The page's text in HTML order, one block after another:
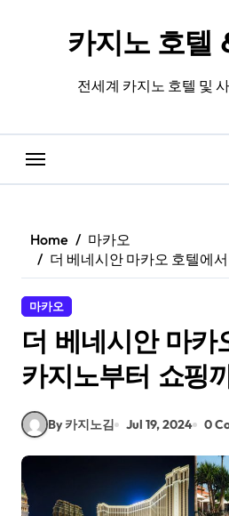
카지노 호텔
전세계 카지노 호텔 및
Home
마카오
더 베네시안 마카오 호텔에
마카오
더 베네시안 마카
카지노부터 쇼핑
By 카지노김 Jul 19, 2024 0